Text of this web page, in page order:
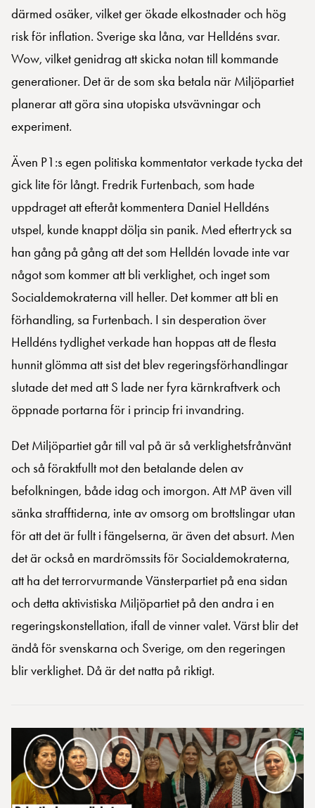
därmed osäker, vilket ger ökade elkostnader och hög
risk för inflation. Sverige ska låna, var Helldéns svar.
Wow, vilket genidrag att skicka notan till kommande
generationer. Det är de som ska betala när Miljöpartiet
planerar att göra sina utopiska utsvävningar och
experiment.
Även P1:s egen politiska kommentator verkade tycka det
gick lite för långt. Fredrik Furtenbach, som hade
uppdraget att efteråt kommentera Daniel Helldéns
utspel, kunde knappt dölja sin panik. Med eftertryck sa
han gång på gång att det som Helldén lovade inte var
något som kommer att bli verklighet, och inget som
Socialdemokraterna vill heller. Det kommer att bli en
förhandling, sa Furtenbach. I sin desperation över
Helldéns tydlighet verkade han hoppas att de flesta
hunnit glömma att sist det blev regeringsförhandlingar
slutade det med att S lade ner fyra kärnkraftverk och
öppnade portarna för i princip fri invandring.
Det Miljöpartiet går till val på är så verklighetsfrånvänt
och så föraktfullt mot den betalande delen av
befolkningen, både idag och imorgon. Att MP även vill
sänka strafftiderna, inte av omsorg om brottslingar utan
för att det är fullt i fängelserna, är även det absurt. Men
det är också en mardrömssits för Socialdemokraterna,
att ha det terrorvurmande Vänsterpartiet på ena sidan
och detta aktivistiska Miljöpartiet på den andra i en
regeringskonstellation, ifall de vinner valet. Värst blir det
ändå för svenskarna och Sverige, om den regeringen
blir verklighet. Då är det natta på riktigt.